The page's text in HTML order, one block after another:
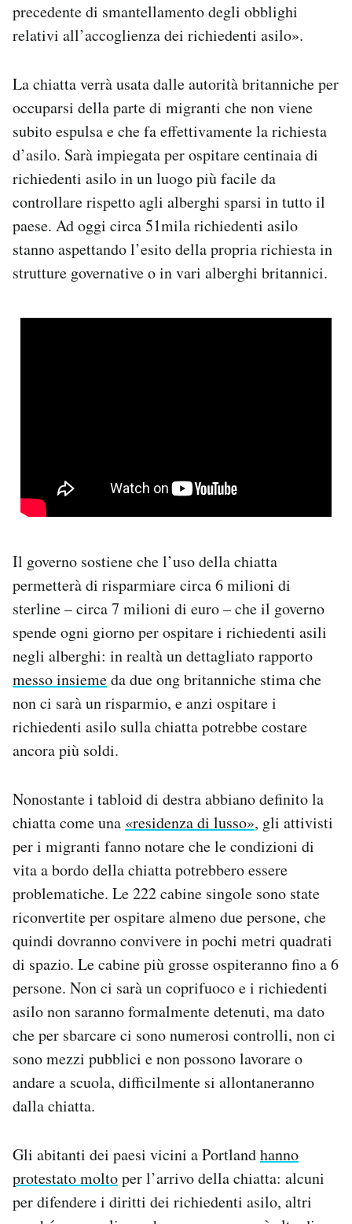
precedente di smantellamento degli obblighi
relativi all’accoglienza dei richiedenti asilo».
La chiatta verrà usata dalle autorità britanniche per
occuparsi della parte di migranti che non viene
subito espulsa e che fa effettivamente la richiesta
d’asilo. Sarà impiegata per ospitare centinaia di
richiedenti asilo in un luogo più facile da
controllare rispetto agli alberghi sparsi in tutto il
paese. Ad oggi circa 51mila richiedenti asilo
stanno aspettando l’esito della propria richiesta in
strutture governative o in vari alberghi britannici.
Il governo sostiene che l’uso della chiatta
permetterà di risparmiare circa 6 milioni di
sterline – circa 7 milioni di euro – che il governo
spende ogni giorno per ospitare i richiedenti asili
negli alberghi: in realtà un dettagliato rapporto
messo insiemeda due ong britanniche stima che
non ci sarà un risparmio, e anzi ospitare i
richiedenti asilo sulla chiatta potrebbe costare
ancora più soldi.
Nonostante i tabloid di destra abbiano definito la
chiatta come una «residenza di lusso», gli attivisti
per i migranti fanno notare che le condizioni di
vita a bordo della chiatta potrebbero essere
problematiche. Le 222 cabine singole sono state
riconvertite per ospitare almeno due persone, che
quindi dovranno convivere in pochi metri quadrati
di spazio. Le cabine più grosse ospiteranno fino a 6
persone. Non ci sarà un coprifuoco e i richiedenti
asilo non saranno formalmente detenuti, ma dato
che per sbarcare ci sono numerosi controlli, non ci
sono mezzi pubblici e non possono lavorare o
andare a scuola, difficilmente si allontaneranno
dalla chiatta.
Gli abitanti dei paesi vicini a Portlandhanno
protestato moltoper l’arrivo della chiatta: alcuni
per difendere i diritti dei richiedenti asilo, altri